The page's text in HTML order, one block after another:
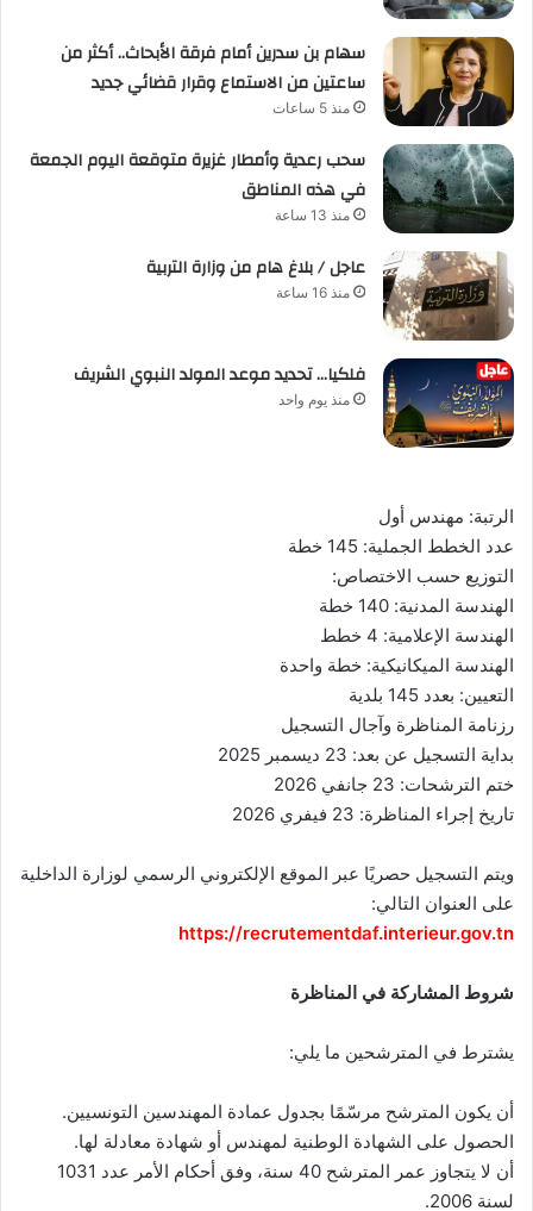
سهام بن سدرين أمام فرقة الأبحاث.. أكثر من
ساعتين من الاستماع وقرار قضائي جديد
منذ 5 ساعات
سحب رعدية وأمطار غزيرة متوقعة اليوم الجمعة
في هذه المناطق
منذ 13 ساعة
عاجل / بلاغ هام من وزارة التربية
منذ 16 ساعة
فلكيا… تحديد موعد المولد النبوي الشريف
منذ يوم واحد
الرتبة: مهندس أول
عدد الخطط الجملية: 145 خطة
التوزيع حسب الاختصاص:
الهندسة المدنية: 140 خطة
الهندسة الإعلامية: 4 خطط
الهندسة الميكانيكية: خطة واحدة
التعيين: بعدد 145 بلدية
رزنامة المناظرة وآجال التسجيل
بداية التسجيل عن بعد: 23 ديسمبر 2025
ختم الترشحات: 23 جانفي 2026
تاريخ إجراء المناظرة: 23 فيفري 2026
ويتم التسجيل حصريًا عبر الموقع الإلكتروني الرسمي لوزارة الداخلية
على العنوان التالي:
https://recrutementdaf.interieur.gov.tn
شروط المشاركة في المناظرة
يشترط في المترشحين ما يلي:
أن يكون المترشح مرسّمًا بجدول عمادة المهندسين التونسيين.
الحصول على الشهادة الوطنية لمهندس أو شهادة معادلة لها.
أن لا يتجاوز عمر المترشح 40 سنة، وفق أحكام الأمر عدد 1031
لسنة 2006.